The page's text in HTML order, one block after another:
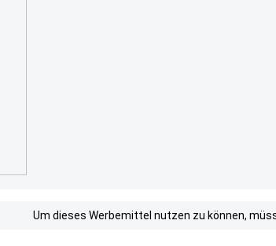
Um dieses Werbemittel nutzen zu können,